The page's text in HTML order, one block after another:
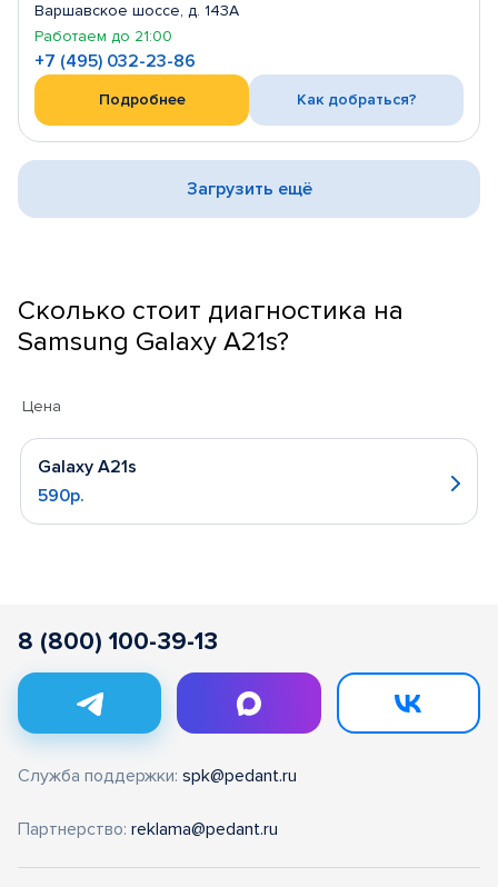
Варшавское шоссе, д. 143А
Работаем до 21:00
+7 (495) 032-23-86
Подробнее Как добраться?
Загрузить ещё
Сколько стоит диагностика на
Samsung Galaxy A21s?
Цена
Galaxy A21s
590р.
8 (800) 100-39-13
Служба поддержки: spk@pedant.ru
Партнерство: reklama@pedant.ru